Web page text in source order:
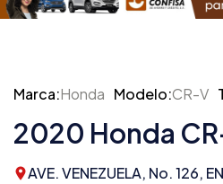
Marca:Honda Modelo:CR-V
2020 Honda
AVE. VENEZUELA, No. 126,